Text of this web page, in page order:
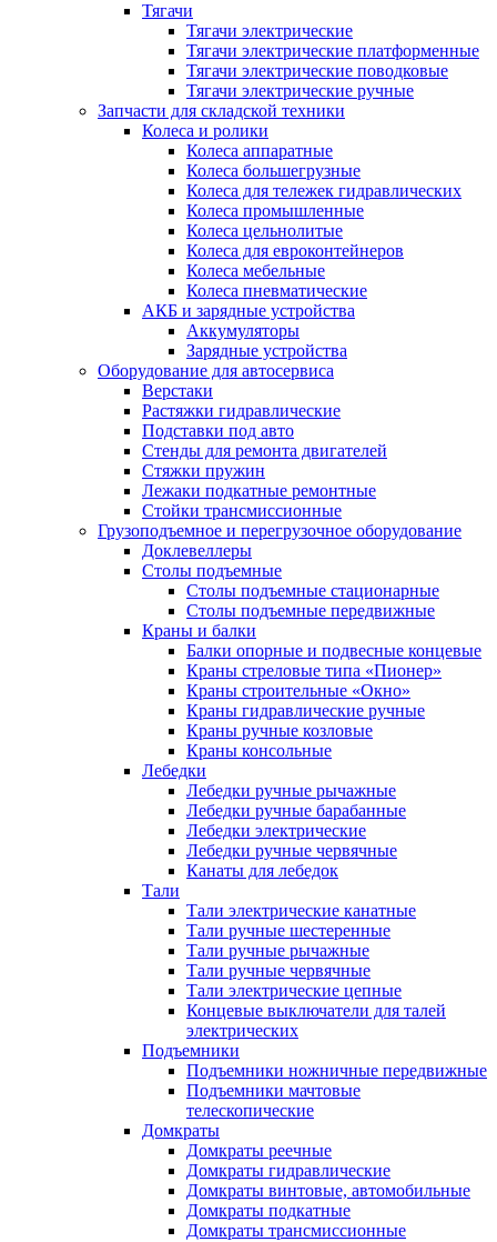
Тягачи
Тягачи электрические
Тягачи электрические платформенные
Тягачи электрические поводковые
Тягачи электрические ручные
Запчасти для складской техники
Колеса и ролики
Колеса аппаратные
Колеса большегрузные
Колеса для тележек гидравлических
Колеса промышленные
Колеса цельнолитые
Колеса для евроконтейнеров
Колеса мебельные
Колеса пневматические
АКБ и зарядные устройства
Аккумуляторы
Зарядные устройства
Оборудование для автосервиса
Верстаки
Растяжки гидравлические
Подставки под авто
Стенды для ремонта двигателей
Стяжки пружин
Лежаки подкатные ремонтные
Стойки трансмиссионные
Грузоподъемное и перегрузочное оборудование
Доклевеллеры
Столы подъемные
Столы подъемные стационарные
Столы подъемные передвижные
Краны и балки
Балки опорные и подвесные концевые
Краны стреловые типа «Пионер»
Краны строительные «Окно»
Краны гидравлические ручные
Краны ручные козловые
Краны консольные
Лебедки
Лебедки ручные рычажные
Лебедки ручные барабанные
Лебедки электрические
Лебедки ручные червячные
Канаты для лебедок
Тали
Тали электрические канатные
Тали ручные шестеренные
Тали ручные рычажные
Тали ручные червячные
Тали электрические цепные
Концевые выключатели для талей
электрических
Подъемники
Подъемники ножничные передвижные
Подъемники мачтовые
телескопические
Домкраты
Домкраты реечные
Домкраты гидравлические
Домкраты винтовые, автомобильные
Домкраты подкатные
Домкраты трансмиссионные